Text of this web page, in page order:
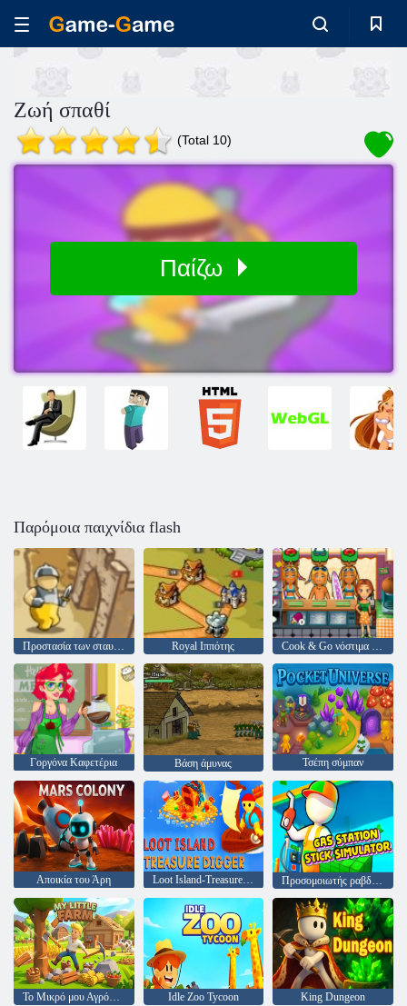
Ζωή σπαθί
(Total 10)
Παίζω
Παρόμοια παιχνίδια flash
Προστασία των σταυροφόρων Royal Ιππότης Cook & Go νόστιμα της Emily
Γοργόνα Καφετέρια Βάση άμυνας Τσέπη σύμπαν
Αποικία του Άρη Loot Island-Treasure Digger Προσομοιωτής ραβδιού βενζίνης
Idle Zoo Tycoon King Dungeon